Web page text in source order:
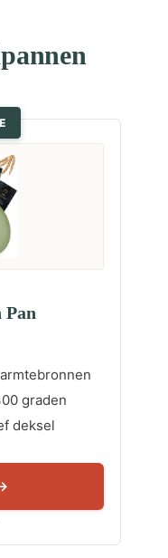
Pan
graden
deksel